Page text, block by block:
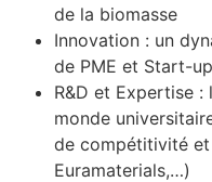
de la biomasse
Innovation : un
de PME et Start-up
R&D et Expertise
monde
de compétitivité et
Euramaterials,…)